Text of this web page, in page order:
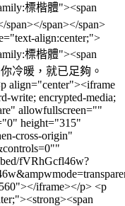
標楷體"><span
span></span>
align:center;">
標楷體"><span
冷暖，就已足夠。
align="center"><iframe
write; encrypted-media;
allowfullscreen=""
height="315"
cross-origin"
fVRhGcfl46w?
iframe></p> <p